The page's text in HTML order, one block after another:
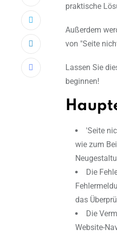
LinkedIn
Share
praktische
Außerdem
von "Seite
Lassen Sie
beginnen!
'Seite
wie zum
Die
das
Die
Website-